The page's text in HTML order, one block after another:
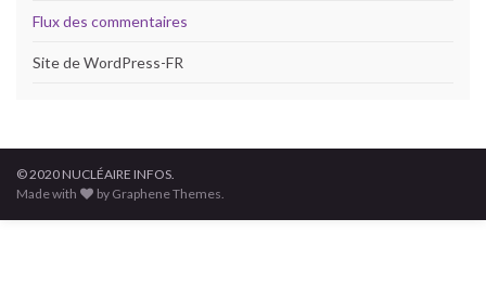
Flux des commentaires
Site de WordPress-FR
© 2020 NUCLÉAIRE INFOS.
Made with
by Graphene Themes.